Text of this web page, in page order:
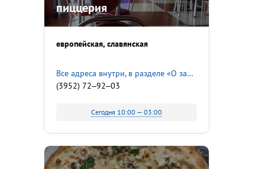
пиццерия
европейская славянская
Все адреса внутри, в разделе «О заведении»
(3952) 72‒92‒03
Сегодня 10:00 — 03:00